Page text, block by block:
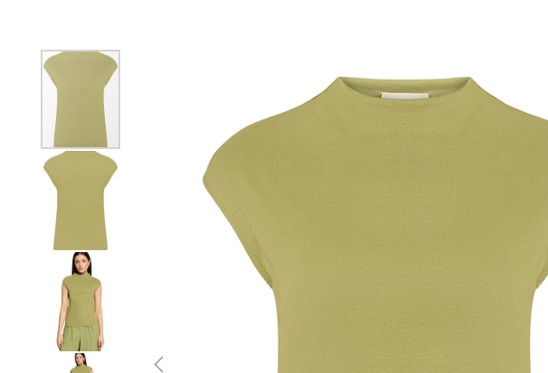
Zum
Ende
der
Bildergalerie
springen